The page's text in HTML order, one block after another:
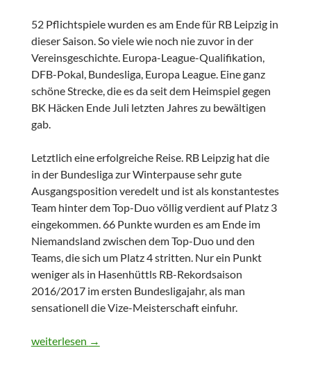
52 Pflichtspiele wurden es am Ende für RB Leipzig in
dieser Saison. So viele wie noch nie zuvor in der
Vereinsgeschichte. Europa-League-Qualifikation,
DFB-Pokal, Bundesliga, Europa League. Eine ganz
schöne Strecke, die es da seit dem Heimspiel gegen
BK Häcken Ende Juli letzten Jahres zu bewältigen
gab.
Letztlich eine erfolgreiche Reise. RB Leipzig hat die
in der Bundesliga zur Winterpause sehr gute
Ausgangsposition veredelt und ist als konstantestes
Team hinter dem Top-Duo völlig verdient auf Platz 3
eingekommen. 66 Punkte wurden es am Ende im
Niemandsland zwischen dem Top-Duo und den
Teams, die sich um Platz 4 stritten. Nur ein Punkt
weniger als in Hasenhüttls RB-Rekordsaison
2016/2017 im ersten Bundesligajahr, als man
sensationell die Vize-Meisterschaft einfuhr.
Bilanz: RB Leipzig in der Saison 2018/2019
weiterlesen →